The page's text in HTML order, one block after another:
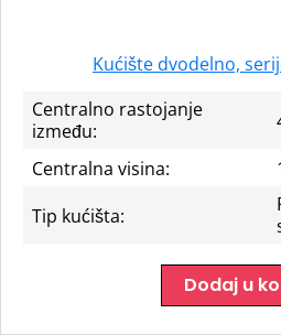
Kućište dvodelno,
Centralno rastojanje
između:
Centralna visina:
Tip kućišta:
Dodaj u